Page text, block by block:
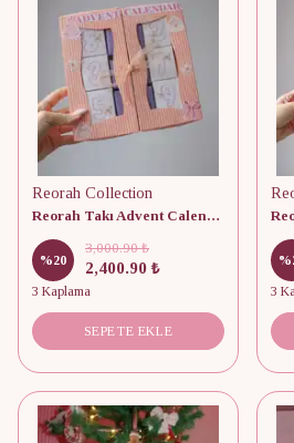
Reorah Collection
Reorah Takı Advent Calendar 9 Adet
%20
3,000.90 ₺
2,400.90 ₺
3 Kaplama
SEPETE EKLE
%
3